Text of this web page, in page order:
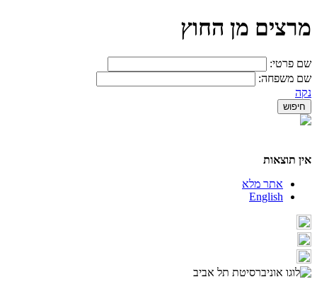
מרצים מן החוץ
שם פרטי:
שם משפחה:
נקה
אין תוצאות
אתר מלא
English